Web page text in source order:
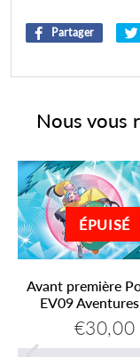
Partager
Partager
Nous vous
ÉPUISÉ
Avant première
EV09 Aventures
Prix
régulier
€30,00